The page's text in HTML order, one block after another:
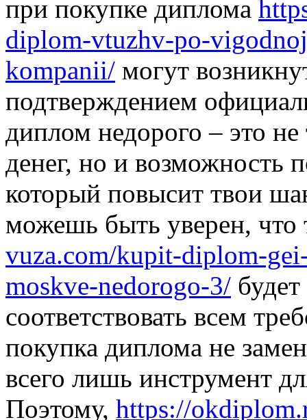
при покупке диплома
diplom-vtuzhv-po-
kompanii/ могут
подтверждением
диплом недорого – это
денег, но и возможность
который повысит твои
можешь быть уверен,
vuza.com/kupit-diplom-
moskve-nedorogo-3/
соответствовать всем
покупка диплома не
всего лишь инструмент
Поэтому, https://